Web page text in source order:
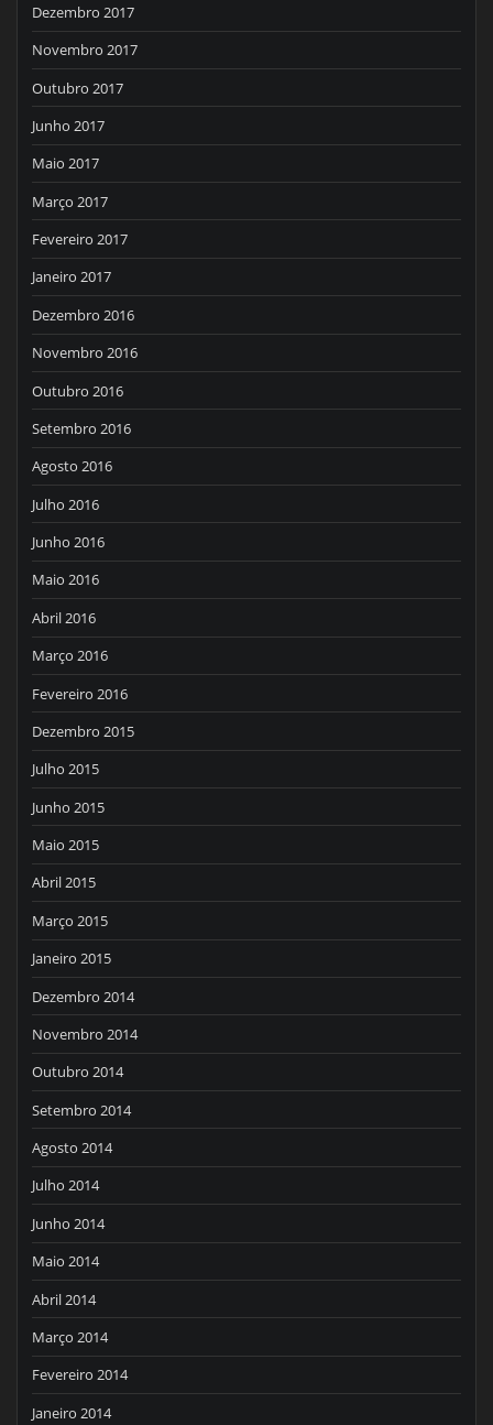
Dezembro 2017
Novembro 2017
Outubro 2017
Junho 2017
Maio 2017
Março 2017
Fevereiro 2017
Janeiro 2017
Dezembro 2016
Novembro 2016
Outubro 2016
Setembro 2016
Agosto 2016
Julho 2016
Junho 2016
Maio 2016
Abril 2016
Março 2016
Fevereiro 2016
Dezembro 2015
Julho 2015
Junho 2015
Maio 2015
Abril 2015
Março 2015
Janeiro 2015
Dezembro 2014
Novembro 2014
Outubro 2014
Setembro 2014
Agosto 2014
Julho 2014
Junho 2014
Maio 2014
Abril 2014
Março 2014
Fevereiro 2014
Janeiro 2014